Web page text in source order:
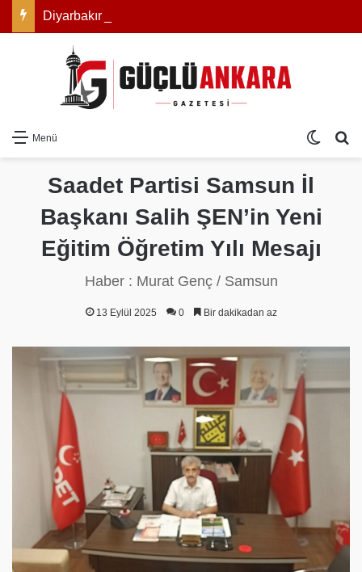
Menü Dış
Saadet Partisi Samsun İl
Başkanı Salih ŞEN’in Yeni
Eğitim Öğretim Yılı Mesajı
Haber : Murat Genç / Samsun
13 Eylül 2025 0 Bir dakikadan az